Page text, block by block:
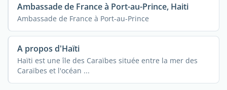
Ambassade de France à Port-au-Prince, Haiti
Ambassade de France à Port-au-Prince
A propos d'Haïti
Haïti est une île des Caraïbes située entre la mer des
Caraïbes et l'océan ...